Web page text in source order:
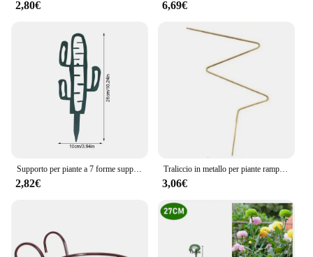
2,80€ 6,69€
2,82€
Traliccio in metallo per piante rampicanti Indoor in the Garden, piante rampicanti piante in vaso supporto a traliccio d'oro forniture da giardino
3,06€